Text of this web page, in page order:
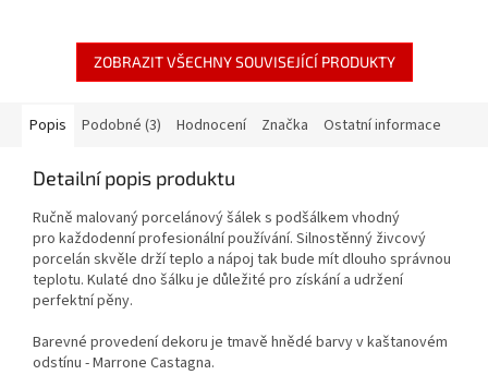
ZOBRAZIT VŠECHNY SOUVISEJÍCÍ PRODUKTY
Popis Podobné (3) Hodnocení Značka Ostatní informace
Detailní popis produktu
Ručně malovaný porcelánový šálek s podšálkem vhodný
pro každodenní profesionální používání. Silnostěnný živcový
porcelán skvěle drží teplo a nápoj tak bude mít dlouho správnou
teplotu. Kulaté dno šálku je důležité pro získání a udržení
perfektní pěny.
Barevné provedení dekoru je tmavě hnědé barvy v kaštanovém
odstínu - Marrone Castagna.